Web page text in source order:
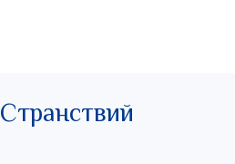
Странствий